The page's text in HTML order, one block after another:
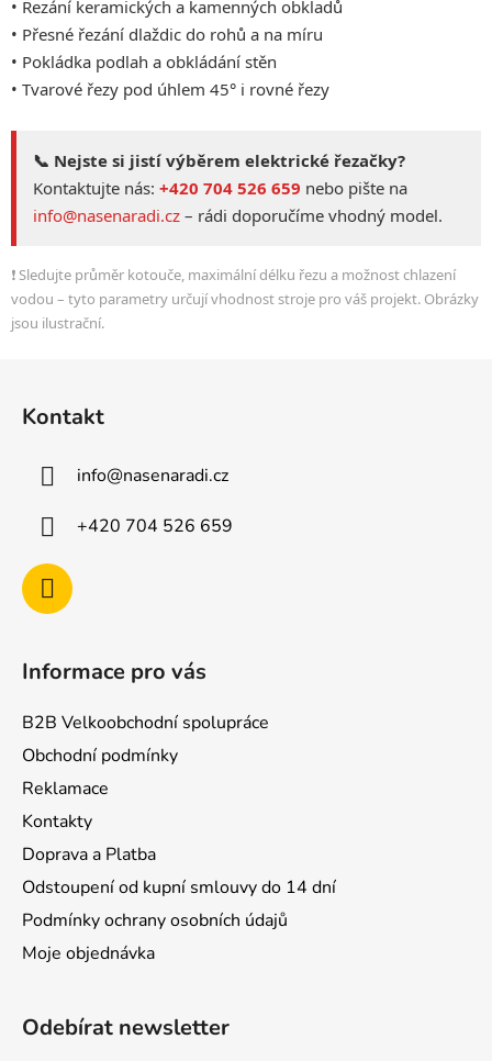
• Řezání keramických a kamenných obkladů
• Přesné řezání dlaždic do rohů a na míru
• Pokládka podlah a obkládání stěn
• Tvarové řezy pod úhlem 45° i rovné řezy
📞 Nejste si jistí výběrem elektrické řezačky?
Kontaktujte nás: +420 704 526 659 nebo pište na
info@nasenaradi.cz – rádi doporučíme vhodný model.
❗ Sledujte průměr kotouče, maximální délku řezu a možnost chlazení
vodou – tyto parametry určují vhodnost stroje pro váš projekt. Obrázky
jsou ilustrační.
Kontakt
info@nasenaradi.cz
+420 704 526 659
Informace pro vás
B2B Velkoobchodní spolupráce
Obchodní podmínky
Reklamace
Kontakty
Doprava a Platba
Odstoupení od kupní smlouvy do 14 dní
Podmínky ochrany osobních údajů
Moje objednávka
Odebírat newsletter